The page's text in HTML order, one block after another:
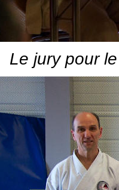
Le jury pour